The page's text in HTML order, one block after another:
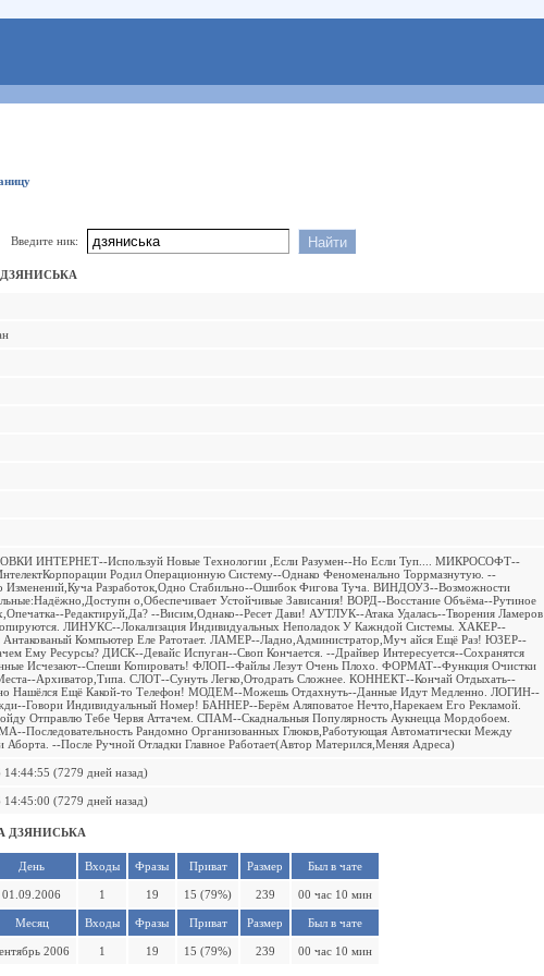
Введите ник:
ИНТЕРНЕТ--Используй Новые Технологии ,Если Разумен--Но Если Туп.... МИКРОСОФТ--
Родил Операционную Систему--Однако Феноменально Торрмазнутую. --
Изменений,Куча Разработок,Одно Стабильно--Ошибок Фигова Туча. ВИНДОУЗ--Возможности
о,Обеспечивает Устойчивые Зависания! ВОРД--Восстание Объёма--Рутиное
Редактируй,Да? --Висим,Однако--Ресет Дави! АУТЛУК--Атака Удалась--Творения Ламеров
ЛИНУКС--Локализация Индивидуальных Неполадок У Кажндой Системы. ХАКЕР--
Антакованый Компьютер Еле Ратотает. ЛАМЕР--Ладно,Администратор,Муч айся Ещё Раз! ЮЗЕР--
Ему Ресурсы? ДИСК--Девайс Испуган--Своп Кончается. --Драйвер Интересуется--Сохранятся
Исчезают--Спеши Копировать! ФЛОП--Файлы Лезут Очень Плохо. ФОРМАТ--Функция Очистки
Архиватор,Типа. СЛОТ--Сунуть Легко,Отодрать Сложнее. КОННЕКТ--Кончай Отдыхать--
Нашёлся Ещё Какой-то Телефон! МОДЕМ--Можешь Отдахнуть--Данные Идут Медленно. ЛОГИН--
Говори Индивидуальный Номер! БАННЕР--Берём Аляповатое Нечто,Нарекаем Его Рекламой.
Отправлю Тебе Червя Аттачем. СПАМ--Скаднальныя Популярность Аукнецца Мордобоем.
Последовательность Рандомно Организованных Глюков,Работующая Автоматически Между
--После Ручной Отладки Главное Работает(Автор Матерился,Меняя Адреса)
(7279 дней назад)
(7279 дней назад)
ДЗЯНИСЬКА
День Входы Фразы Приват Размер Был в чате
01.09.2006 1 19 15 (79%) 239 00 час 10 мин
Месяц Входы Фразы Приват Размер Был в чате
2006 1 19 15 (79%) 239 00 час 10 мин